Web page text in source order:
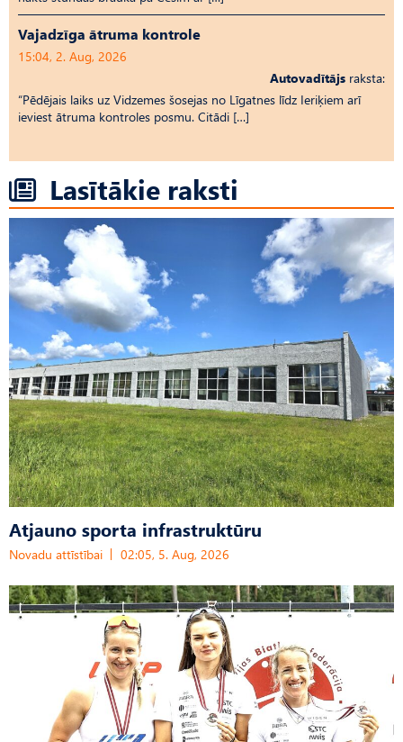
Vajadzīga ātruma kontrole
15:04, 2. Aug, 2026
Autovadītājs raksta:
“Pēdējais laiks uz Vid­ze­mes šosejas no Līgatnes līdz Ieriķiem arī
ieviest ātruma kontroles posmu. Citādi […]
Lasītākie raksti
Atjauno sporta infrastruktūru
Novadu attīstībai 02:05, 5. Aug, 2026